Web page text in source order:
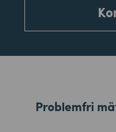
Problemfri